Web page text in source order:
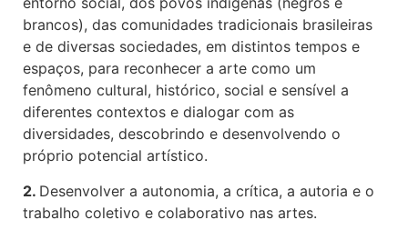
brancos), das comunidades tradicionais brasileiras
e de diversas sociedades, em distintos tempos e
espaços, para reconhecer a arte como um
fenômeno cultural, histórico, social e sensível a
diferentes contextos e dialogar com as
diversidades, descobrindo e desenvolvendo o
próprio potencial artístico.
2. Desenvolver a autonomia, a crítica, a autoria e o
trabalho coletivo e colaborativo nas artes.